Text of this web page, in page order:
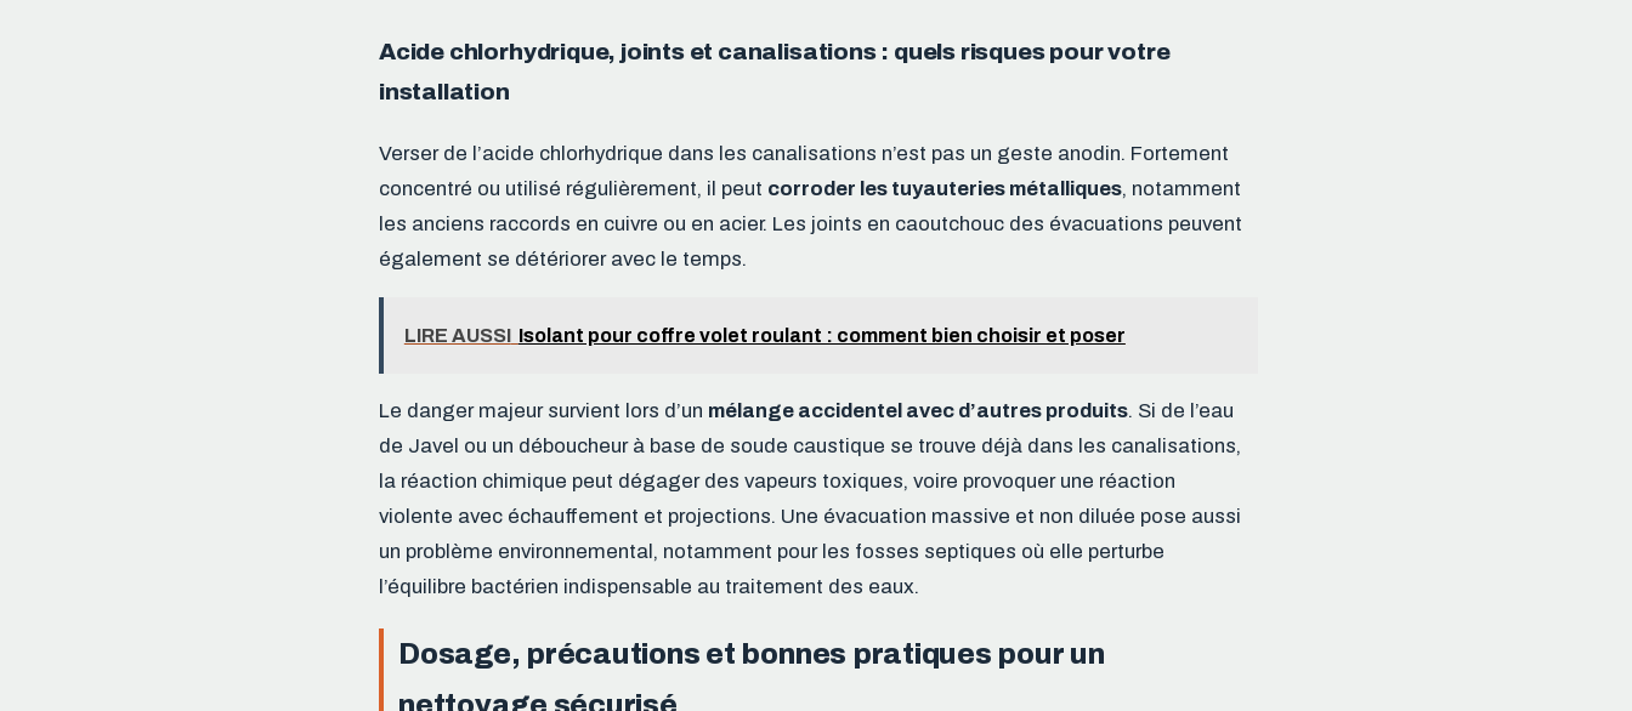
Acide chlorhydrique, joints et canalisations : quels risques pour votre
installation
Verser de l’acide chlorhydrique dans les canalisations n’est pas un geste anodin. Fortement
concentré ou utilisé régulièrement, il peut corroder les tuyauteries métalliques, notamment
les anciens raccords en cuivre ou en acier. Les joints en caoutchouc des évacuations peuvent
également se détériorer avec le temps.
LIRE AUSSI Isolant pour coffre volet roulant : comment bien choisir et poser
Le danger majeur survient lors d’un mélange accidentel avec d’autres produits. Si de l’eau
de Javel ou un déboucheur à base de soude caustique se trouve déjà dans les canalisations,
la réaction chimique peut dégager des vapeurs toxiques, voire provoquer une réaction
violente avec échauffement et projections. Une évacuation massive et non diluée pose aussi
un problème environnemental, notamment pour les fosses septiques où elle perturbe
l’équilibre bactérien indispensable au traitement des eaux.
Dosage, précautions et bonnes pratiques pour un